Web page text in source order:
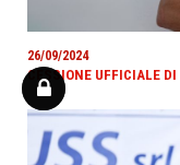
26/09/2024
CESSIONE UFFICIALE